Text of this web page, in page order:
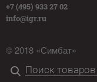
+7 (495) 933 27 02
info@igr.ru
© 2018 «Симбат»